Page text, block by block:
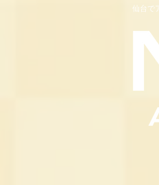
仙台で